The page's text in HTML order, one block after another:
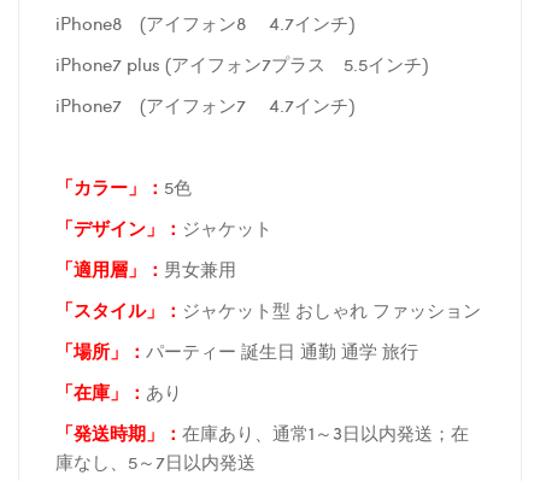
iPhone8 (アイフォン8 4.7インチ)
iPhone7 plus (アイフォン7プラス 5.5インチ)
iPhone7 (アイフォン7 4.7インチ)
「カラー」： 5色
「デザイン」
： ジャケット
「適用層」： 男女兼用
「スタイル」： ジャケット型 おしゃれ ファッション
「場所 」： パーティー 誕生日 通勤 通学 旅行
「在庫 」： あり
「発送時期 」： 在庫あり、通常1～3日以内発送；在
庫なし、5～7日以内発送